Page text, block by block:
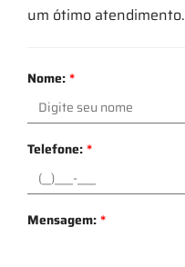
um ótimo atendimento.
Nome:*
Telefone:*
Mensagem:*